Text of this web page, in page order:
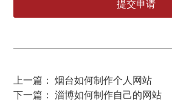
上一篇： 烟台如何制作个人网站
下一篇： 淄博如何制作自己的网站